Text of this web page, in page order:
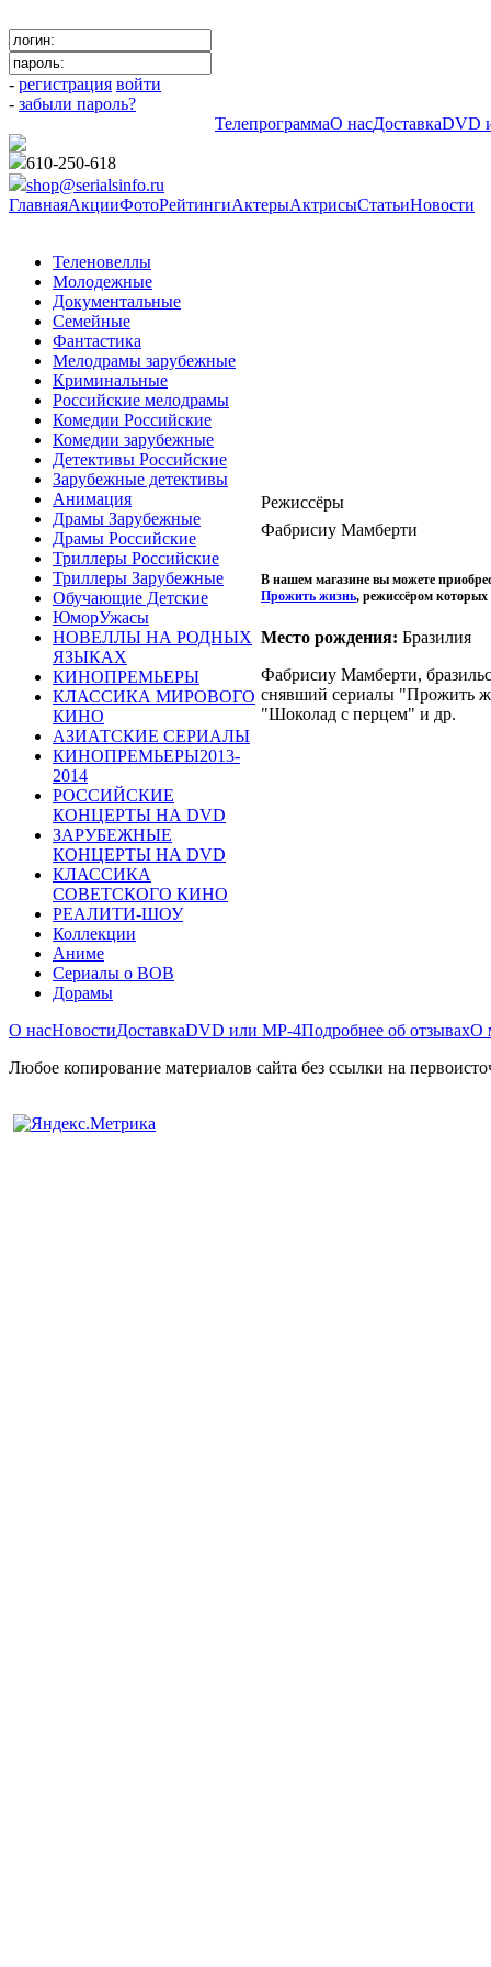
- регистрация войти
- забыли пароль?
ТелепрограммаО насДоставкаDVD
610-250-618
shop@serialsinfo.ru
ГлавнаяАкцииФотоРейтингиАктерыАктрисыСтатьиНовости
Теленовеллы
Молодежные
Документальные
Семейные
Фантастика
Мелодрамы зарубежные
Криминальные
Российские мелодрамы
Комедии Российские
Комедии зарубежные
Детективы Российские
Зарубежные детективы
Анимация
Драмы Зарубежные
Драмы Российские
Триллеры Российские
Триллеры Зарубежные
Обучающие Детские
ЮморУжасы
НОВЕЛЛЫ НА РОДНЫХ
ЯЗЫКАХ
КИНОПРЕМЬЕРЫ
КЛАССИКА МИРОВОГО
КИНО
АЗИАТСКИЕ СЕРИАЛЫ
КИНОПРЕМЬЕРЫ2013-
2014
РОССИЙСКИЕ
КОНЦЕРТЫ НА DVD
ЗАРУБЕЖНЫЕ
КОНЦЕРТЫ НА DVD
КЛАССИКА
СОВЕТСКОГО КИНО
РЕАЛИТИ-ШОУ
Коллекции
Аниме
Сериалы о ВОВ
Дорамы
Режиссёры
Фабрисиу Мамберти
В нашем магазине вы можете
Прожить жизнь, режиссёром
Место рождения: Бразилия
Фабрисиу Мамберти,
снявший сериалы "Прожить
"Шоколад с перцем" и др.
О насНовостиДоставкаDVD или MP-4Подробнее об отзывахО
Любое копирование материалов сайта без ссылки на